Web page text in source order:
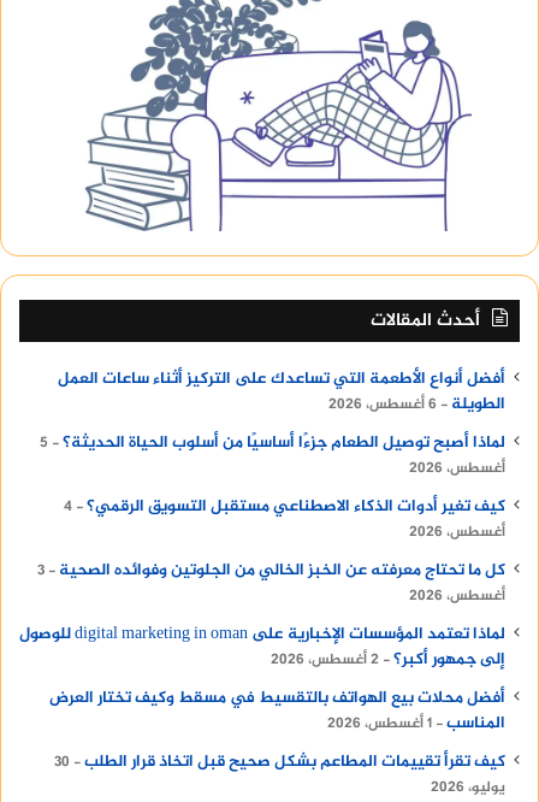
أحدث المقالات
أفضل أنواع الأطعمة التي تساعدك على التركيز أثناء ساعات العمل
الطويلة
6 أغسطس، 2026
لماذا أصبح توصيل الطعام جزءًا أساسيًا من أسلوب الحياة الحديثة؟
5
أغسطس، 2026
كيف تغير أدوات الذكاء الاصطناعي مستقبل التسويق الرقمي؟ 4
أغسطس، 2026
كل ما تحتاج معرفته عن الخبز الخالي من الجلوتين وفوائده الصحية
3
أغسطس، 2026
لماذا تعتمد المؤسسات الإخبارية على digital marketing in oman للوصول
إلى جمهور أكبر؟ 2 أغسطس، 2026
أفضل محلات بيع الهواتف بالتقسيط في مسقط وكيف تختار العرض
المناسب 1 أغسطس، 2026
كيف تقرأ تقييمات المطاعم بشكل صحيح قبل اتخاذ قرار الطلب
30
يوليو، 2026